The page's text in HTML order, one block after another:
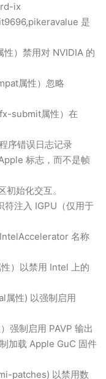
ix
是
）禁用对 NVIDIA 的
属性）忽略
submit属性）在
序错误日志记录
标志，而不是帧
始化交互。
注入 IGPU（仅用于
名称
）以禁用 Intel 上的
属性) 以强制启用
强制启用 PAVP 输出
加载 Apple GuC 固件
patches) 以禁用数